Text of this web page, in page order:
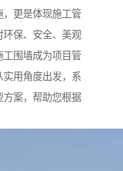
，更是体现施工管
环保、安全、美观
工围墙成为项目管
用角度出发，系
方案，帮助您根据